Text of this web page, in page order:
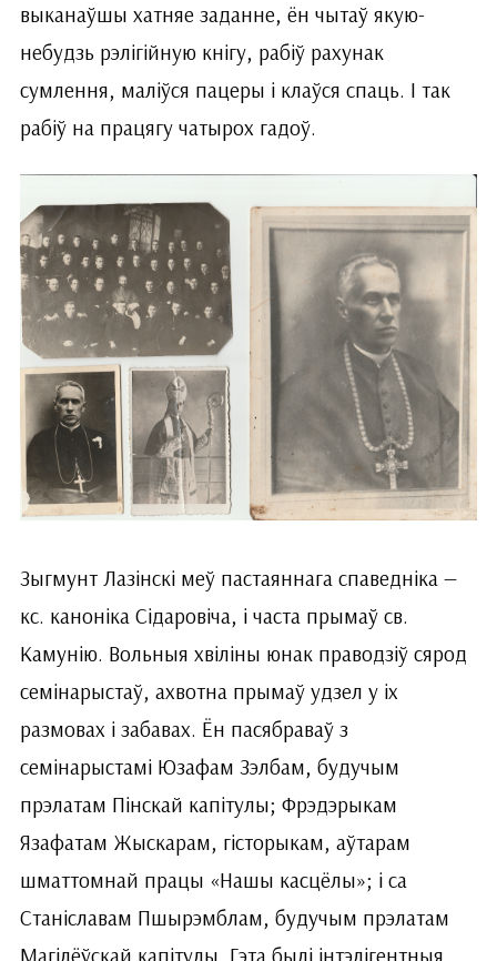
выканаўшы хатняе заданне, ён чытаў якую-
небудзь рэлігійную кнігу, рабіў рахунак
сумлення, маліўся пацеры і клаўся спаць. І так
рабіў на працягу чатырох гадоў.
Зыгмунт Лазінскі меў пастаяннага спаведніка —
кс. каноніка Сідаровіча, і часта прымаў св.
Камунію. Вольныя хвіліны юнак праводзіў сярод
семінарыстаў, ахвотна прымаў удзел у іх
размовах і забавах. Ён пасябраваў з
семінарыстамі Юзафам Зэлбам, будучым
прэлатам Пінскай капітулы; Фрэдэрыкам
Язафатам Жыскарам, гісторыкам, аўтарам
шматтомнай працы «Нашы касцёлы»; і са
Станіславам Пшырэмблам, будучым прэлатам
Магілёўскай капітулы. Гэта былі інтэлігентныя,